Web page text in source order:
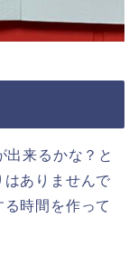
来るかな？と
ありませんで
時間を作って